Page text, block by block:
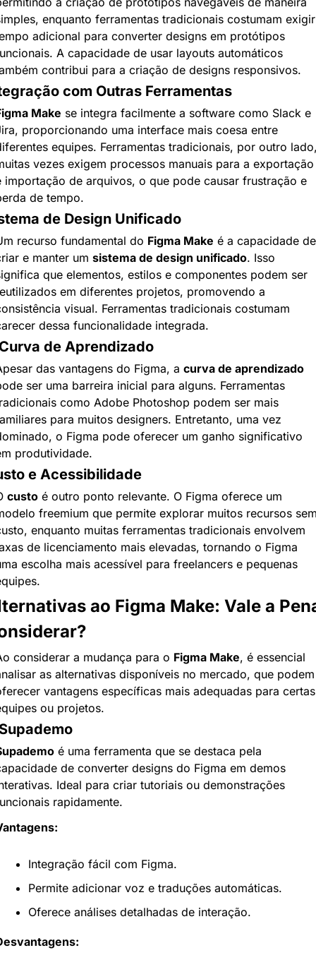
enquanto ferramentas tradicionais costumam exigir
adicional para converter designs em protótipos
A capacidade de usar layouts automáticos
contribui para a criação de designs responsivos.
com Outras Ferramentas
Make se integra facilmente a software como Slack e
proporcionando uma interface mais coesa entre
equipes. Ferramentas tradicionais, por outro
vezes exigem processos manuais para a exportação
importação de arquivos, o que pode causar frustração e
de tempo.
de Design Unificado
recurso fundamental do Figma Make é a capacidade de
e manter um sistema de design unificado. Isso
que elementos, estilos e componentes podem ser
em diferentes projetos, promovendo a
visual. Ferramentas tradicionais costumam
dessa funcionalidade integrada.
de Aprendizado
das vantagens do Figma, a curva de aprendizado
ser uma barreira inicial para alguns. Ferramentas
como Adobe Photoshop podem ser mais
para muitos designers. Entretanto, uma vez
o Figma pode oferecer um ganho significativo
produtividade.
e Acessibilidade
custo é outro ponto relevante. O Figma oferece um
freemium que permite explorar muitos recursos
enquanto muitas ferramentas tradicionais envolvem
de licenciamento mais elevadas, tornando o Figma
escolha mais acessível para freelancers e pequenas
ao Figma Make: Vale a
considerar a mudança para o Figma Make, é essencial
as alternativas disponíveis no mercado, que podem
vantagens específicas mais adequadas para certas
ou projetos.
é uma ferramenta que se destaca pela
de converter designs do Figma em demos
Ideal para criar tutoriais ou demonstrações
rapidamente.
Integração fácil com Figma.
Permite adicionar voz e traduções automáticas.
Oferece análises detalhadas de interação.